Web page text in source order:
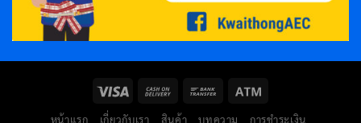
หน้าแรก เกี่ยวกับเรา สินค้า บทความ การชำระเงิน